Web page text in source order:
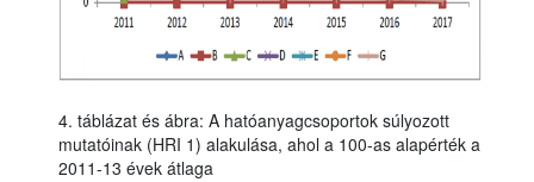
4. táblázat és ábra: A hatóanyagcsoportok súlyozott
mutatóinak (HRI 1) alakulása, ahol a 100-as alapérték a
2011-13 évek átlaga